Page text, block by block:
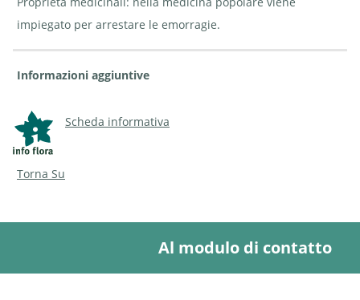
impiegato per arrestare le emorragie.
Informazioni aggiuntive
Scheda informativa
Torna Su
Al modulo di contatto